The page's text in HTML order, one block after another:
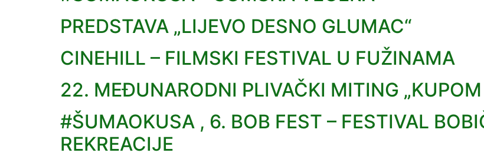
PREDSTAVA „LIJEVO DESNO GLUMAC“
CINEHILL – FILMSKI FESTIVAL U FUŽINAMA
22. MEĐUNARODNI PLIVAČKI MITING
#ŠUMAOKUSA , 6. BOB FEST – FESTIVAL
REKREACIJE